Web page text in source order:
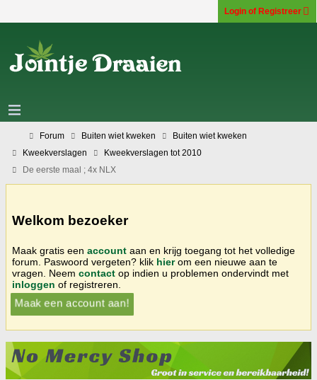
Login of Registreer
Forum Buiten wiet kweken
Buiten wiet kweken
Kweekverslagen
Kweekverslagen tot 2010
De eerste maal ; 4x NLX
Welkom bezoeker
Maak gratis een account aan en krijg toegang tot het volledige
forum. Paswoord vergeten? klik hierom een nieuwe aan te
vragen. Neem contact op indien u problemen ondervindt met
inloggen of registreren.
Maak een account aan!